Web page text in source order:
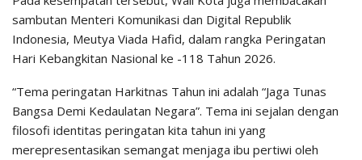
sambutan Menteri Komunikasi dan Digital Republik
Indonesia, Meutya Viada Hafid, dalam rangka Peringatan
Hari Kebangkitan Nasional ke -118 Tahun 2026.
“Tema peringatan Harkitnas Tahun ini adalah “Jaga Tunas
Bangsa Demi Kedaulatan Negara”. Tema ini sejalan dengan
filosofi identitas peringatan kita tahun ini yang
merepresentasikan semangat menjaga ibu pertiwi oleh